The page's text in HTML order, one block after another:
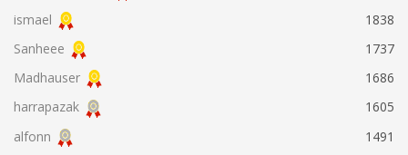
ismael
1838
Sanheee
1737
Madhauser
1686
harrapazak
1605
alfonn
1491